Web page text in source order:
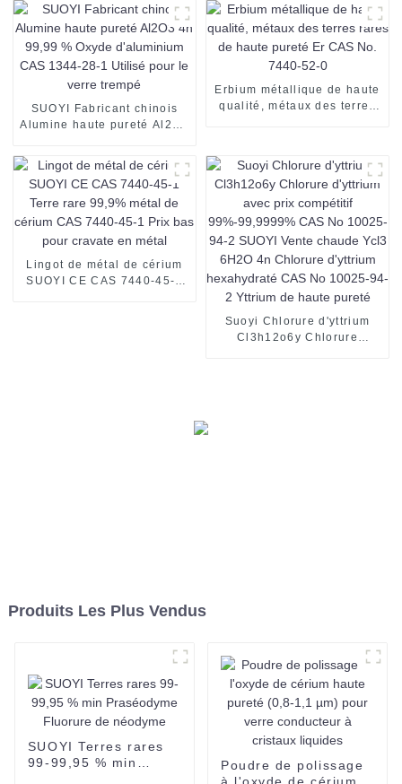
électrolytique à vendre
SUOYI Fabricant chinois
Alumine haute pureté Al2O3
d'aluminium CAS 1344-28-1
Utilisé pour le verre trempé
Erbium métallique de haute
qualité, métaux des terres
Lingot de métal de cérium
SUOYI CE CAS 7440-45-1
Suoyi Chlorure d'yttrium
Cl3h12o6y Chlorure
Produits Les Plus Vendus
SUOYI Terres rares
99-99,95 % min
Poudre de polissage
à l'oxyde de cérium